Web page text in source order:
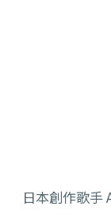
日本創作歌手